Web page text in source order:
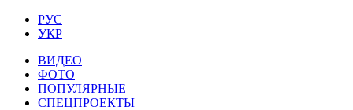
РУС
УКР
ВИДЕО
ФОТО
ПОПУЛЯРНЫЕ
СПЕЦПРОЕКТЫ